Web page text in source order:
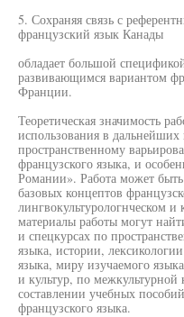
5. Сохраняя связь с
французский язык Канады
обладает большой
развивающимся вариантом
Франции.
Теоретическая значимость
использования в
пространственному
французского языка, и
Романии». Работа может
базовых концептов
лингвокультурологнческом и
материалы работы могут
и спецкурсах по
языка, истории,
языка, миру изучаемого
и культур, по
составлении учебных
французского языка.